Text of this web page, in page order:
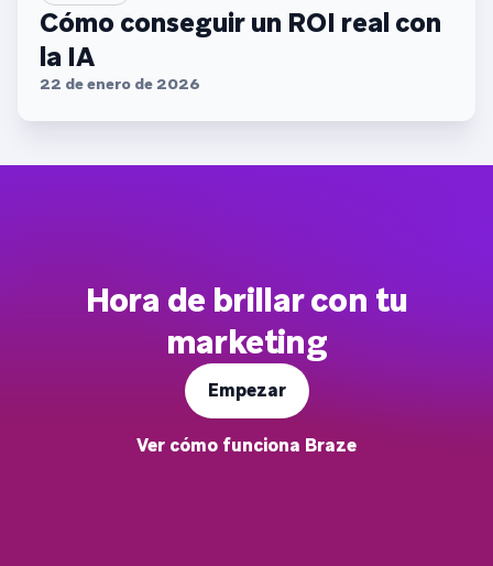
Cómo conseguir un ROI real con
la IA
22 de enero de 2026
Hora de brillar con tu
marketing
Empezar
Ver cómo funciona Braze